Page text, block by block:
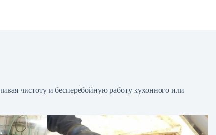
чистоту и бесперебойную работу кухонного или